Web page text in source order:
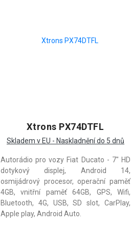
Xtrons PX74DTFL
Skladem v EU - Naskladnění do 5 dnů
Autorádio pro vozy Fiat Ducato - 7" HD
dotykový displej, Android 14,
osmijádrový procesor, operační paměť
4GB, vnitřní paměť 64GB, GPS, Wifi,
Bluetooth, 4G, USB, SD slot, CarPlay,
Apple play, Android Auto.